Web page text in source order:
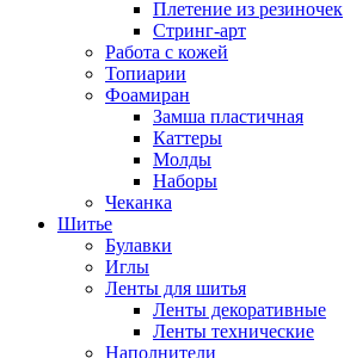
Плетение из резиночек
Стринг-арт
Работа с кожей
Топиарии
Фоамиран
Замша пластичная
Каттеры
Молды
Наборы
Чеканка
Шитье
Булавки
Иглы
Ленты для шитья
Ленты декоративные
Ленты технические
Наполнители